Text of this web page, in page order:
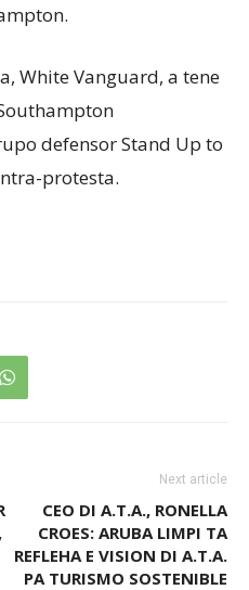
White Vanguard, a tene
defensor Stand Up to
protesta.
Next article
CEO DI A.T.A., RONELLA
CROES: ARUBA LIMPI TA
REFLEHA E VISION DI A.T.A.
PA TURISMO SOSTENIBLE